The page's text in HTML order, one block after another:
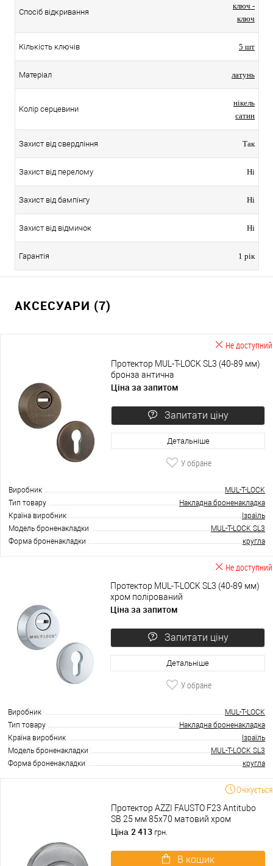
Спосіб відкривання
ключ -
ключ
Кількість ключів 5 шт
Матеріал латунь
Колір серцевини
нікель
сатин
Захист від свердління Так
Захист від перелому Ні
Захист від бампінгу Ні
Захист від відмичок Ні
Гарантія 1 рік
АКСЕСУАРИ (7)
Не доступний
Протектор MUL-T-LOCK SL3 (40-89 мм)
бронза антична
Ціна за запитом
Запитати ціну
Детальніше
У обране
Виробник
MUL-T-LOCK
Тип товару
Накладна броненакладка
Країна виробник
Ізраїль
Модель броненакладки
MUL-T-LOCK SL3
Форма броненакладки
кругла
Не доступний
Протектор MUL-T-LOCK SL3 (40-89 мм)
хром полірований
Ціна за запитом
Запитати ціну
Детальніше
У обране
Виробник
MUL-T-LOCK
Тип товару
Накладна броненакладка
Країна виробник
Ізраїль
Модель броненакладки
MUL-T-LOCK SL3
Форма броненакладки
кругла
Очікується
Протектор AZZI FAUSTO F23 Antitubo
SB 25 мм 85х70 матовий хром
Ціна 2 413 грн.
В кошик